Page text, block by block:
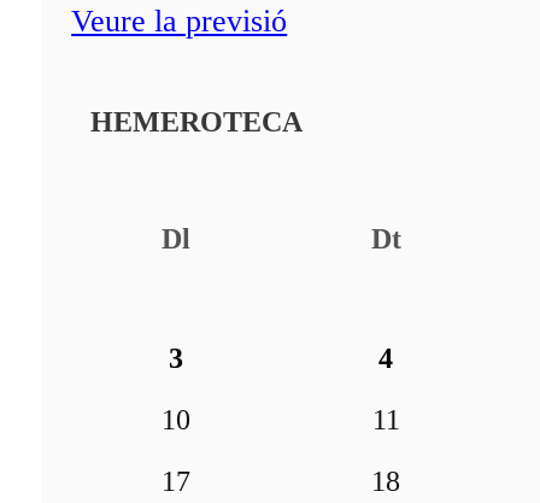
Veure la previsió
HEMEROTECA
Dl Dt
3
4
10
11
17
18